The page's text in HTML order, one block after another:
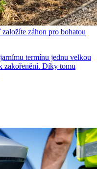
záhon pro bohatou
termínu jednu velkou
zakořenění. Díky tomu